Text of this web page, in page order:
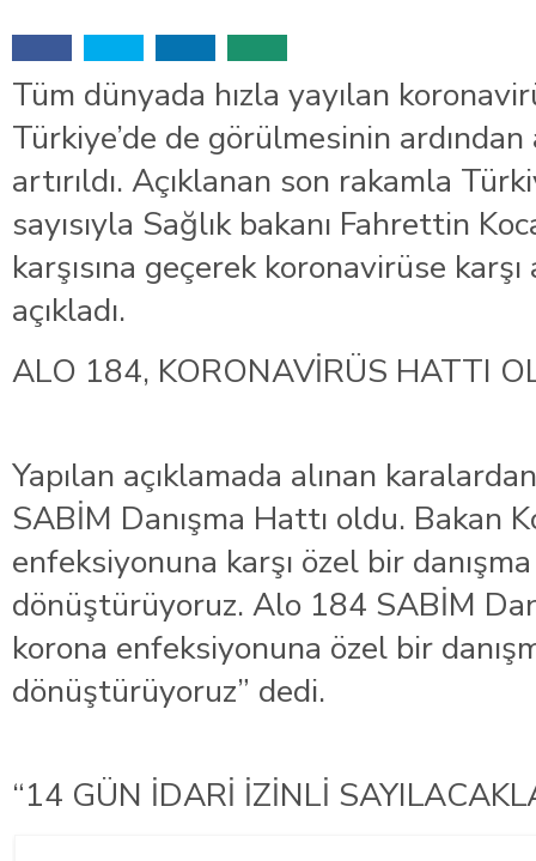
İstanbul’daki okullar için mescid talimatı
Tüm dünyada hızla yayılan
Türkiye’de de görülmesinin
artırıldı. Açıklanan son rakamla
sayısıyla Sağlık bakanı Fahrettin
karşısına geçerek koronavirüse
açıkladı.
ALO 184, KORONAVİRÜS HATTI
Yapılan açıklamada alınan
SABİM Danışma Hattı oldu. Bakan
enfeksiyonuna karşı özel bir
dönüştürüyoruz. Alo 184 SABİM
korona enfeksiyonuna özel bir
dönüştürüyoruz” dedi.
“14 GÜN İDARİ İZİNLİ